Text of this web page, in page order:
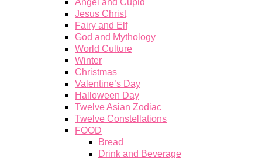
Angel and Cupid
Jesus Christ
Fairy and Elf
God and Mythology
World Culture
Winter
Christmas
Valentine’s Day
Halloween Day
Twelve Asian Zodiac
Twelve Constellations
FOOD
Bread
Drink and Beverage